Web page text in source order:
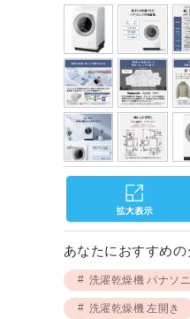
あなたにおすすめの
洗濯乾燥機 パナソ
洗濯乾燥機 左開き